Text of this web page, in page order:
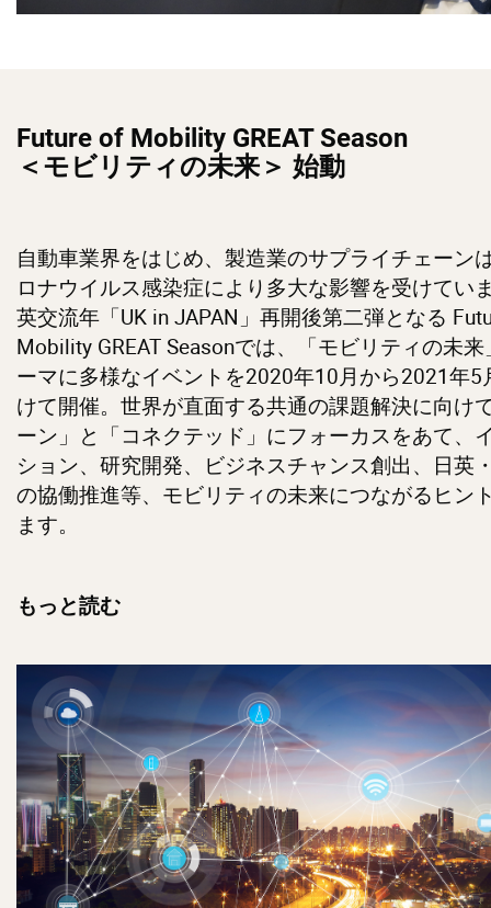
Future of Mobility GREAT Season
＜モビリティの未来＞ 始動
自動車業界をはじめ、製造業のサプライチェーン
ロナウイルス感染症により多大な影響を受けてい
英交流年「UK in JAPAN」再開後第二弾となる
Mobility GREAT Seasonでは、「モビリティの未
ーマに多様なイベントを2020年10月から2021年5
けて開催。世界が直面する共通の課題解決に向け
ーン」と「コネクテッド」にフォーカスをあて、
ション、研究開発、ビジネスチャンス創出、日英
の協働推進等、モビリティの未来につながるヒン
ます。
もっと読む